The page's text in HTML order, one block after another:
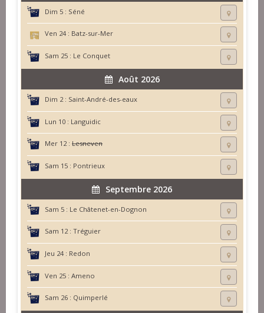
Dim 5 : Séné
Ven 24 : Batz-sur-Mer
Sam 25 : Le Conquet
Août 2026
Dim 2 : Saint-André-des-eaux
Lun 10 : Languidic
Mer 12 : Lesneven
Sam 15 : Pontrieux
Septembre 2026
Sam 5 : Le Châtenet-en-Dognon
Sam 12 : Tréguier
Jeu 24 : Redon
Ven 25 : Ameno
Sam 26 : Quimperlé